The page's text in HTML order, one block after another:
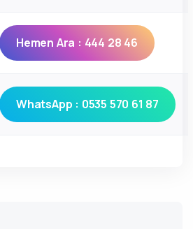
Hemen Ara : 444 28 46
WhatsApp : 0535 570 61 87